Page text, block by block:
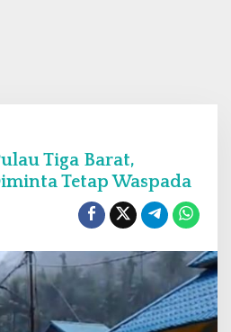
Tiga Barat,
Tetap Waspada